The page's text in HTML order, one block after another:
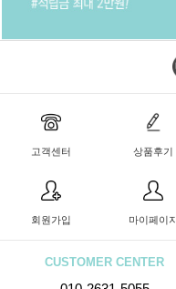
고객센터 상품후기
회원가입 마이페이지
CUSTOMER CENTER